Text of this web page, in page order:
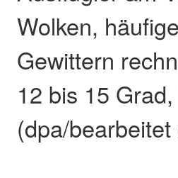
Wolken,
Gewittern
12 bis 15
(dpa/